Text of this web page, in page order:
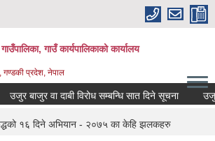
गाउँ कार्यपालिकाको कार्यालय
गण्डकी प्रदेश, नेपाल
उजुर बाजुर वा दाबी विरोध सम्बन्धि सात दिने सूचना उजुर
१६ दिने अभियान - २०७५ का केहि झलकहरु